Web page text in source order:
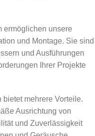
ermöglichen unsere
und Montage. Sie sind
und Ausführungen
Ihrer Projekte
mehrere Vorteile.
Ausrichtung von
und Zuverlässigkeit